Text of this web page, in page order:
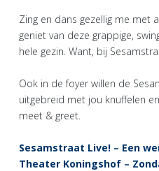
Zing en dans gezellig me met
geniet van deze grappige,
hele gezin. Want, bij
Ook in de foyer willen de
uitgebreid met jou knuffelen
meet & greet.
Sesamstraat Live! – Een
Theater Koningshof –